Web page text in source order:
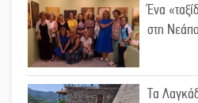
Ένα
στη
Τα